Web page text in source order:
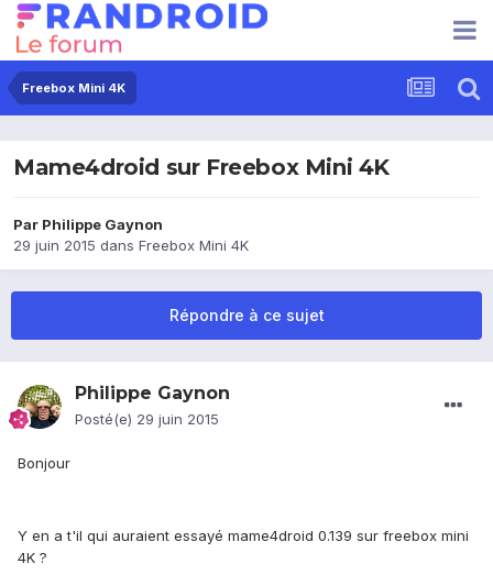
Freebox Mini 4K
Mame4droid sur Freebox Mini 4K
Par Philippe Gaynon
29 juin 2015 dans Freebox Mini 4K
Répondre à ce sujet
Philippe Gaynon
Posté(e) 29 juin 2015
Bonjour
Y en a t'il qui auraient essayé mame4droid 0.139 sur freebox mini
4K ?